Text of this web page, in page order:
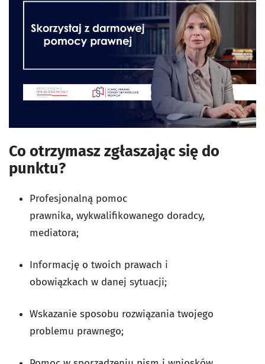
Co otrzymasz zgłaszając się do
punktu?
Profesjonalną pomoc
prawnika, wykwalifikowanego doradcy,
mediatora;
Informację o twoich prawach i
obowiązkach w danej sytuacji;
Wskazanie sposobu rozwiązania twojego
problemu prawnego;